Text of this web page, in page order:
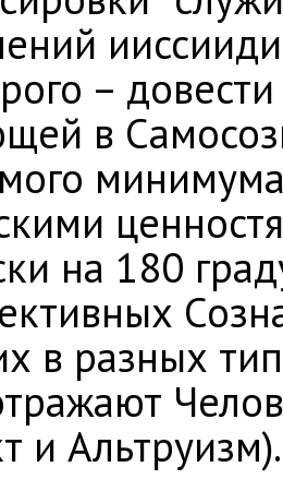
–
в
на 180
в разных
и Альтруизм).